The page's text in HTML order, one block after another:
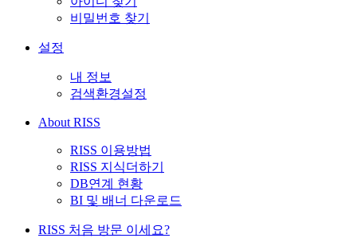
비밀번호 찾기
설정
내 정보
검색환경설정
About RISS
RISS 이용방법
RISS 지식더하기
DB연계 현황
BI 및 배너 다운로드
RISS 처음 방문 이세요?